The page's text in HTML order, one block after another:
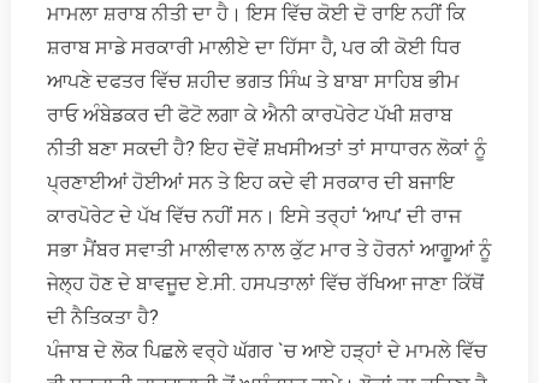
ਮਾਮਲਾ ਸ਼ਰਾਬ ਨੀਤੀ ਦਾ ਹੈ। ਇਸ ਵਿੱਚ ਕੋਈ ਦੋ ਰਾਇ ਨਹੀਂ ਕਿ
ਸ਼ਰਾਬ ਸਾਡੇ ਸਰਕਾਰੀ ਮਾਲੀਏ ਦਾ ਹਿੱਸਾ ਹੈ, ਪਰ ਕੀ ਕੋਈ ਧਿਰ
ਆਪਣੇ ਦਫਤਰ ਵਿੱਚ ਸ਼ਹੀਦ ਭਗਤ ਸਿੰਘ ਤੇ ਬਾਬਾ ਸਾਹਿਬ ਭੀਮ
ਰਾਓ ਅੰਬੇਡਕਰ ਦੀ ਫੋਟੋ ਲਗਾ ਕੇ ਐਨੀ ਕਾਰਪੋਰੇਟ ਪੱਖੀ ਸ਼ਰਾਬ
ਨੀਤੀ ਬਣਾ ਸਕਦੀ ਹੈ? ਇਹ ਦੋਵੇਂ ਸ਼ਖਸੀਅਤਾਂ ਤਾਂ ਸਾਧਾਰਨ ਲੋਕਾਂ ਨੂੰ
ਪ੍ਰਣਾਈਆਂ ਹੋਈਆਂ ਸਨ ਤੇ ਇਹ ਕਦੇ ਵੀ ਸਰਕਾਰ ਦੀ ਬਜਾਇ
ਕਾਰਪੋਰੇਟ ਦੇ ਪੱਖ ਵਿੱਚ ਨਹੀਂ ਸਨ। ਇਸੇ ਤਰ੍ਹਾਂ ‘ਆਪ’ ਦੀ ਰਾਜ
ਸਭਾ ਮੈਂਬਰ ਸਵਾਤੀ ਮਾਲੀਵਾਲ ਨਾਲ ਕੁੱਟ ਮਾਰ ਤੇ ਹੋਰਨਾਂ ਆਗੂਆਂ ਨੂੰ
ਜੇਲ੍ਹ ਹੋਣ ਦੇ ਬਾਵਜੂਦ ਏ.ਸੀ. ਹਸਪਤਾਲਾਂ ਵਿੱਚ ਰੱਖਿਆ ਜਾਣਾ ਕਿੱਥੋਂ
ਦੀ ਨੈਤਿਕਤਾ ਹੈ?
ਪੰਜਾਬ ਦੇ ਲੋਕ ਪਿਛਲੇ ਵਰ੍ਹੇ ਘੱਗਰ `ਚ ਆਏ ਹੜ੍ਹਾਂ ਦੇ ਮਾਮਲੇ ਵਿੱਚ